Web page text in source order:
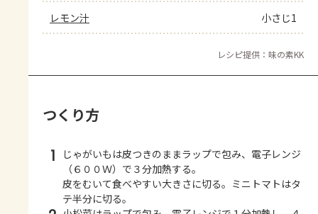
レモン汁 小さじ1
レシピ提供：味の素KK
つくり方
1
じゃがいもは皮つきのままラップで包み、電子レンジ
（６００Ｗ）で３分加熱する。
皮をむいて食べやすい大きさに切る。ミニトマトはタ
テ半分に切る。